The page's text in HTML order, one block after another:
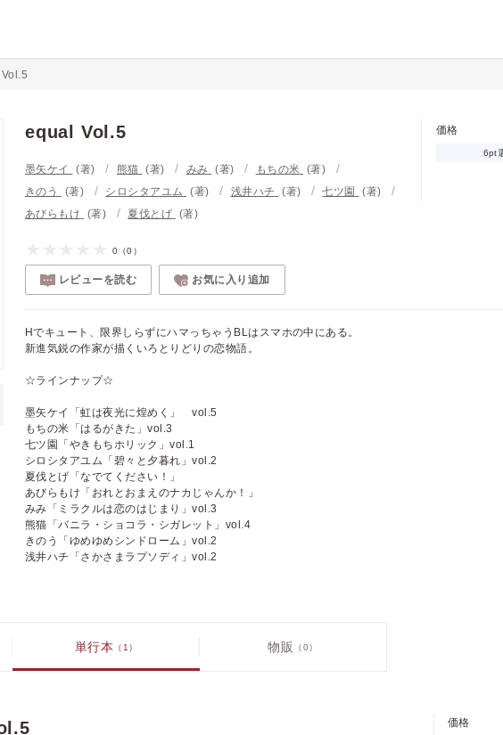
equal Vol.5
墨矢ケイ (著) 熊猫 (著) みみ (著) もちの米 (著)
きのう
(著) シロシタアユム (著) 浅井ハチ (著) 七ツ園
(著)
あびらもけ
(著) 夏伐とげ (著)
0 （0）
レビューを読む お気に入り追加
価格
6pt
Hでキュート、限界しらずにハマっちゃうBLはスマホの中にある。
新進気鋭の作家が描くいろとりどりの恋物語。
☆ラインナップ☆
墨矢ケイ「虹は夜光に煌めく」 vol.5
もちの米「はるがきた」vol.3
七ツ園「やきもちホリック」vol.1
シロシタアユム「碧々と夕暮れ」vol.2
夏伐とげ「なでてください！」
あびらもけ「おれとおまえのナカじゃんか！」
みみ「ミラクルは恋のはじまり」vol.3
熊猫「バニラ・ショコラ・シガレット」vol.4
きのう「ゆめゆめシンドローム」vol.2
浅井ハチ「さかさまラプソディ」vol.2
単行本 （1） 物販 （0）
価格